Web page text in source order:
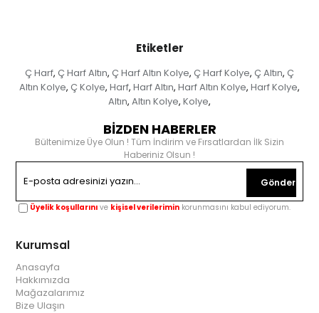
Etiketler
Ç Harf, Ç Harf Altın, Ç Harf Altın Kolye, Ç Harf Kolye, Ç Altın, Ç
Altın Kolye, Ç Kolye, Harf, Harf Altın, Harf Altın Kolye, Harf Kolye,
Altın, Altın Kolye, Kolye,
BİZDEN HABERLER
Bültenimize Üye Olun ! Tüm İndirim ve Fırsatlardan İlk Sizin
Haberiniz Olsun !
Gönder
Üyelik koşullarını ve kişisel verilerimin korunmasını kabul ediyorum.
Kurumsal
Anasayfa
Hakkımızda
Mağazalarımız
Bize Ulaşın